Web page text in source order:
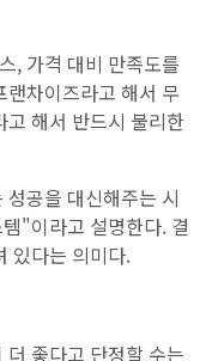
, 가격 대비 만족도를
차이즈라고 해서 무
해서 반드시 불리한
공을 대신해주는 시
"이라고 설명한다. 결
있다는 의미다.
좋다고 단정할 수는